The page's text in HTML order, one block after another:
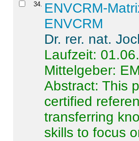
34. ENVCRM-
ENVCRM
Dr. rer. nat.
Laufzeit:
Mittelgeber:
Abstract:This
certified
transferring
skills to focus